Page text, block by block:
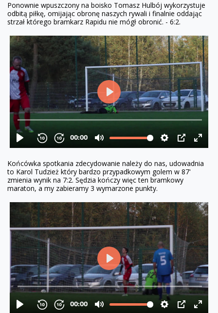
Ponownie wpuszczony na boisko Tomasz Hulbój wykorzystuje
odbitą piłkę, omijając obronę naszych rywali i finalnie oddając
strzał którego bramkarz Rapidu nie mógł obronić. - 6:2.
Końcówka spotkania zdecydowanie należy do nas, udowadnia
to Karol Tudzież który bardzo przypadkowym golem w 87'
zmienia wynik na 7:2. Sędzia kończy więc ten bramkowy
maraton, a my zabieramy 3 wymarzone punkty.